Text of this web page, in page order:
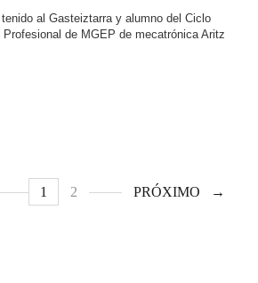
al Gasteiztarra y alumno del Ciclo
de MGEP de mecatrónicaAritz
1 2 PRÓXIMO